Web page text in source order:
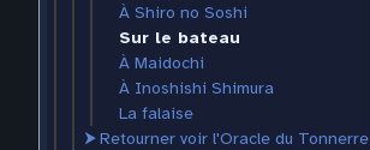
À Shiro no Soshi
Sur le bateau
À Maidochi
À Inoshishi Shimura
La falaise
⮞Retourner voir l'Oracle du Tonnerre